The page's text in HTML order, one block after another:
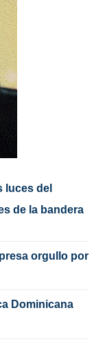
luces del
de la bandera
orgullo por
Dominicana